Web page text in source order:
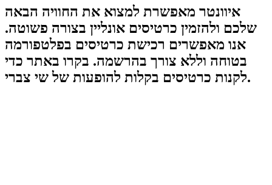
איוונטר מאפשרת למצוא את החוויה הבאה
שלכם ולהזמין כרטיסים אונליין בצורה פשוטה.
אנו מאפשרים רכישת כרטיסים בפלטפורמה
בטוחה וללא צורך בהרשמה. בקרו באתר כדי
לקנות כרטיסים בקלות להופעות של שי צברי.